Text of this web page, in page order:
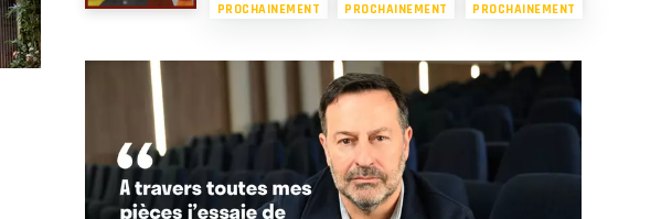
PROCHAINEMENT PROCHAINEMENT PROCHAINEMENT